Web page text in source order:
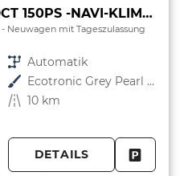
GO 1.6 T-GDI 2WD 7DCT 150PS -NAVI-KLIMAAUTOM-ALU18"-SHZ-WINTER-LED-PDC-KAMERA-KEYLESS GO–Sofort
Neuwagen mit Tageszulassung
Getriebe Automatik
Außenfarbe
Ecotronic Grey Pearl / Dach Schwarz
Kilometerstand 10 km
DETAILS